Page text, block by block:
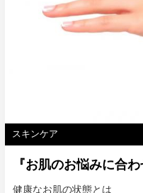
ネルギーとして使われてし
まうのです。
大人女性はコラーゲン合成
が低下しているとシワやた
やすくなります。また、骨
密度が低下して将来の骨粗
「食べないダイエット」を
大人女性の代謝を維持しな
る程度のエネルギー量が必
取することが重要であるこ
スキンケア
『お肌のお悩みに合
健康なお肌の状態とは